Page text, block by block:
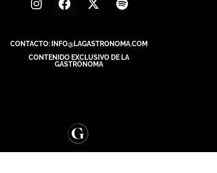
CONTACTO: INFO@LAGASTRONOMA.COM
CONTENIDO EXCLUSIVO DE LA
GASTRÓNOMA